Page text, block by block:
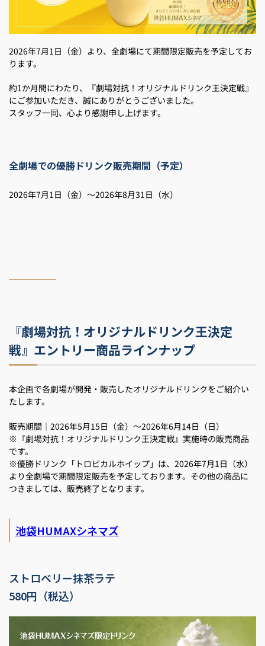
2026年7月1日（金）より、全劇場にて期間限定販売を予定してお
ります。
約1か月間にわたり、『劇場対抗！オリジナルドリンク王決定戦』
にご参加いただき、誠にありがとうございました。
スタッフ一同、心より感謝申し上げます。
全劇場での優勝ドリンク販売期間（予定）
2026年7月1日（金）～2026年8月31日（水）
『劇場対抗！オリジナルドリンク王決定
戦』エントリー商品ラインナップ
本企画で各劇場が開発・販売したオリジナルドリンクをご紹介い
たします。
販売期間｜2026年5月15日（金）～2026年6月14日（日）
※『劇場対抗！オリジナルドリンク王決定戦』実施時の販売商品
です。
※優勝ドリンク「トロピカルホイップ」は、2026年7月1日（水）
より全劇場で期間限定販売を予定しております。その他の商品に
つきましては、販売終了となります。
池袋HUMAXシネマズ
ストロベリー抹茶ラテ
580円（税込）